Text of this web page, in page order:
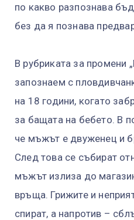
по какво разпознава
без да я познава
В рубриката за промени
запознаем с
на 18 години, когато
за бащата на бебето. В
че мъжът е двуженец и
След това се събират
мъжът излиза до
връща. Грижите и
спират, а напротив –